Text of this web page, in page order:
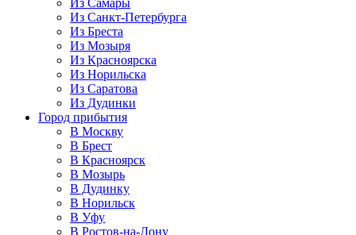
Из Самары
Из Санкт-Петербурга
Из Бреста
Из Мозыря
Из Красноярска
Из Норильска
Из Саратова
Из Дудинки
Город прибытия
В Москву
В Брест
В Красноярск
В Мозырь
В Дудинку
В Норильск
В Уфу
В Ростов-на-Дону